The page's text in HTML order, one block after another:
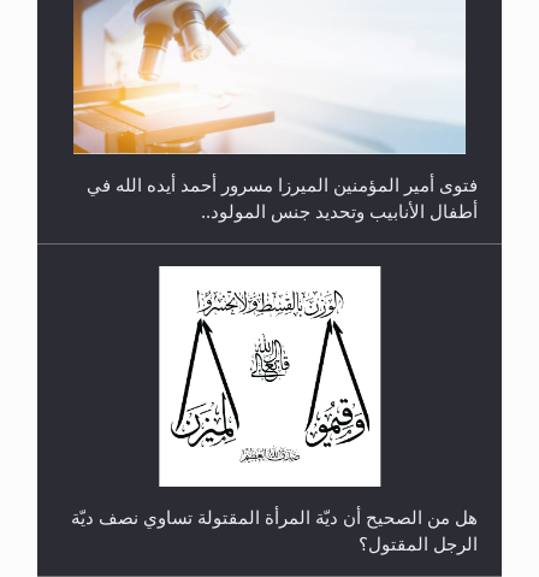
رأيٌ في لغة المسيح الموعود عليه السلام.. 4...
فتوى أمير المؤمنين الميرزا مسرور أحمد أيده الله في
أطفال الأنابيب وتحديد جنس المولود..
هل من الصحيح أن ديّة المرأة المقتولة تساوي نصف ديّة
الرجل المقتول؟